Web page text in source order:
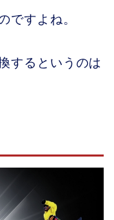
ですよね。
するというのは